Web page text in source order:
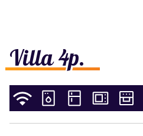
Villa 4p.